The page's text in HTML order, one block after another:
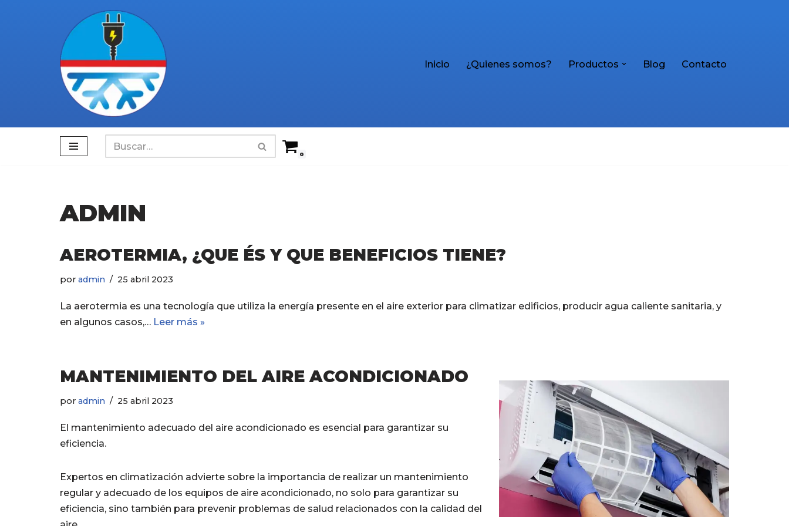
Inicio ¿Quienes somos? Productos Blog Contacto
0
ADMIN
AEROTERMIA, ¿QUE ÉS Y QUE BENEFICIOS TIENE?
por admin 25 abril 2023
La aerotermia es una tecnología que utiliza la energía presente en el aire exterior para climatizar edificios, producir agua caliente sanitaria, y
en algunos casos,… Leer más »
MANTENIMIENTO DEL AIRE ACONDICIONADO
por admin 25 abril 2023
El mantenimiento adecuado del aire acondicionado es esencial para garantizar su
eficiencia.
Expertos en climatización advierte sobre la importancia de realizar un mantenimiento
regular y adecuado de los equipos de aire acondicionado, no solo para garantizar su
eficiencia, sino también para prevenir problemas de salud relacionados con la calidad del